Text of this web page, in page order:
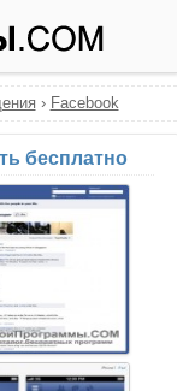
› Facebook
бесплатно